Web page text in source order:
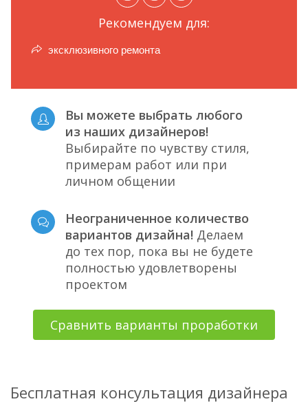
Рекомендуем для:
эксклюзивного ремонта
Вы можете выбрать любого
из наших дизайнеров!
Выбирайте по чувству стиля,
примерам работ или при
личном общении
Неограниченное количество
вариантов дизайна! Делаем
до тех пор, пока вы не будете
полностью удовлетворены
проектом
Сравнить варианты проработки
Бесплатная консультация дизайнера